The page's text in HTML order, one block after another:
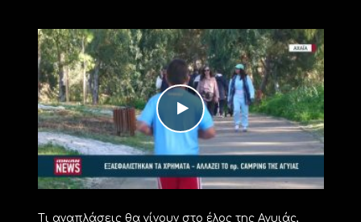
Τι αναπλάσεις θα γίνουν στο έλος της Αγυιάς,